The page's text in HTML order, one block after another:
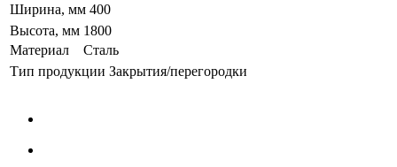
Ширина, мм 400
Высота, мм 1800
Материал
Сталь
Тип продукции Закрытия/перегородки